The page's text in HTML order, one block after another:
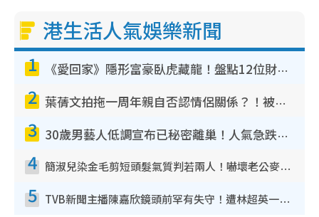
港生活人氣娛樂新聞
1 《愛回家》隱形富豪臥虎藏龍！盤點12位財氣逼人的有錢藝人：呢位靚女3億身家唔憂做
2 葉蒨文拍拖一周年親自否認情侶關係？！被質疑感情造假竟稱GM「普通同事」
3 30歲男藝人低調宣布已秘密離巢！人氣急跌變失蹤人口︰「這幾年過得並不容易」
4 簡淑兒染金毛剪短頭髮氣質判若兩人！嚇壞老公麥大力都認唔出：「你做咩事？」
5 TVB新聞主播陳嘉欣鏡頭前罕有失守！遭林超英一句說話突襲嚇親當場大笑